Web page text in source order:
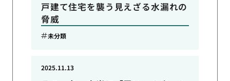
戸建て住宅を襲う見えざる水漏れの
脅威
未分類
2025.11.13